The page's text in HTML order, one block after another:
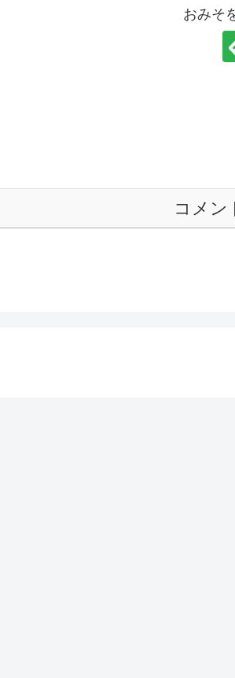
おみそ
コメン